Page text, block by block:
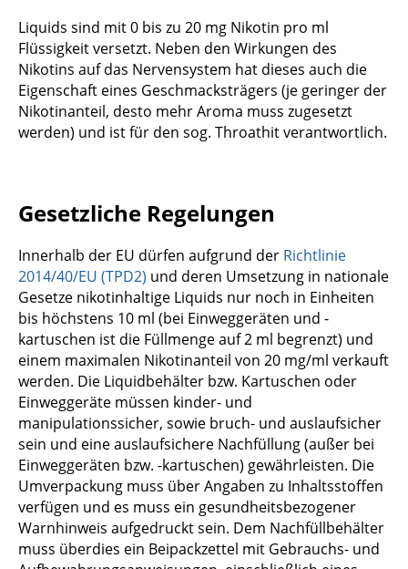
Liquids sind mit 0 bis zu 20 mg Nikotin pro ml
Flüssigkeit versetzt. Neben den Wirkungen des
Nikotins auf das Nervensystem hat dieses auch die
Eigenschaft eines Geschmacksträgers (je geringer der
Nikotinanteil, desto mehr Aroma muss zugesetzt
werden) und ist für den sog. Throathit verantwortlich.
Gesetzliche Regelungen
Innerhalb der EU dürfen aufgrund der Richtlinie
2014/40/EU (TPD2) und deren Umsetzung in nationale
Gesetze nikotinhaltige Liquids nur noch in Einheiten
bis höchstens 10 ml (bei Einweggeräten und -
kartuschen ist die Füllmenge auf 2 ml begrenzt) und
einem maximalen Nikotinanteil von 20 mg/ml verkauft
werden. Die Liquidbehälter bzw. Kartuschen oder
Einweggeräte müssen kinder- und
manipulationssicher, sowie bruch- und auslaufsicher
sein und eine auslaufsichere Nachfüllung (außer bei
Einweggeräten bzw. -kartuschen) gewährleisten. Die
Umverpackung muss über Angaben zu Inhaltsstoffen
verfügen und es muss ein gesundheitsbezogener
Warnhinweis aufgedruckt sein. Dem Nachfüllbehälter
muss überdies ein Beipackzettel mit Gebrauchs- und